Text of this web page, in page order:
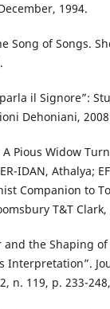
1994.
Song of Songs.
parla il Signore”:
Dehoniani,
A Pious Widow
IDAN, Athalya;
Companion to
T&T Clark,
and the Shaping
Interpretation”.
n. 119, p. 233-